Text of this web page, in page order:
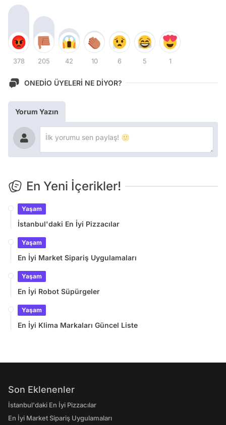
378 205 42 10 6 5 1
ONEDİO ÜYELERİ NE DİYOR?
Yorum Yazın
En Yeni İçerikler!
Yaşam
İstanbul'daki En İyi Pizzacılar
Yaşam
En İyi Market Sipariş Uygulamaları
Yaşam
En İyi Robot Süpürgeler
Yaşam
En İyi Klima Markaları Güncel Liste
Son Eklenenler
İstanbul'daki En İyi Pizzacılar
En İyi Market Sipariş Uygulamaları